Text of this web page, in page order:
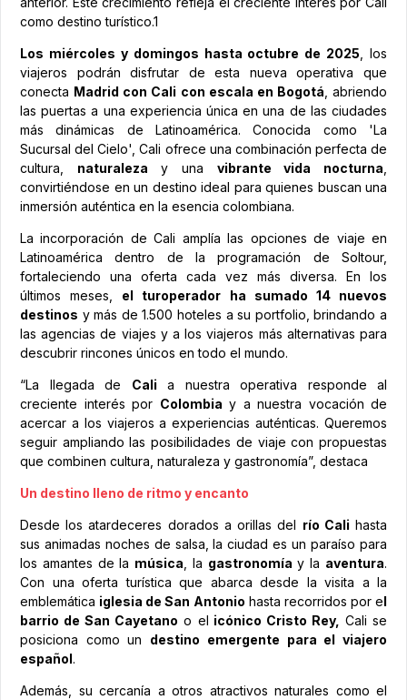
como destino turístico.1
Los miércoles y domingos hasta octubre de 2025 , los
viajeros podrán disfrutar de esta nueva operativa que
conecta Madrid con Cali con escala en Bogotá , abriendo
las puertas a una experiencia única en una de las ciudades
más dinámicas de Latinoamérica. Conocida como 'La
Sucursal del Cielo', Cali ofrece una combinación perfecta de
cultura, naturaleza y una vibrante vida nocturna
convirtiéndose en un destino ideal para quienes buscan una
inmersión auténtica en la esencia colombiana.
La incorporación de Cali amplía las opciones de viaje en
Latinoamérica dentro de la programación de Soltour,
fortaleciendo una oferta cada vez más diversa. En los
últimos meses, el turoperador ha sumado 14 nuevos
destinos y más de 1.500 hoteles a su portfolio, brindando a
las agencias de viajes y a los viajeros más alternativas para
descubrir rincones únicos en todo el mundo.
“La llegada de Cali a nuestra operativa responde al
creciente interés por Colombia y a nuestra vocación de
acercar a los viajeros a experiencias auténticas. Queremos
seguir ampliando las posibilidades de viaje con propuestas
que combinen cultura, naturaleza y gastronomía”, destaca
Un destino lleno de ritmo y encanto
Desde los atardeceres dorados a orillas del río Cali hasta
sus animadas noches de salsa, la ciudad es un paraíso para
los amantes de la música , la gastronomía y la aventura.
Con una oferta turística que abarca desde la visita a la
emblemática iglesia de San Antonio hasta recorridos por el
barrio de San Cayetano o el icónico Cristo Rey, Cali se
posiciona como un destino emergente para el viajero
español.
Además, su cercanía a otros atractivos naturales como el